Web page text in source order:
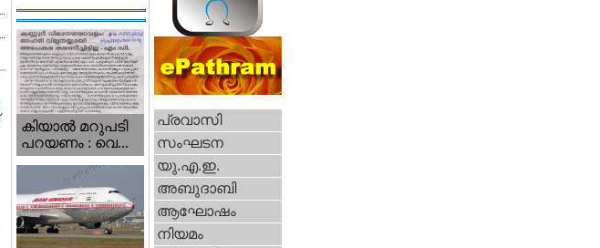
കിയാല്‍ മറുപടി
പറയണം : വെ...
പ്രവാസി
സംഘടന
യു.എ.ഇ.
അബുദാബി
ആഘോഷം
നിയമം